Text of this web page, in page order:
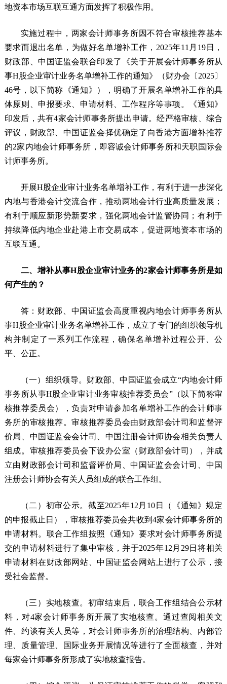
地资本市场互联互通方面发挥了积极作用。
实施过程中，两家会计师事务所因不符合审核推荐基本
要求而退出名单，为做好名单增补工作，2025年11月19日，
财政部、中国证监会联合印发了《关于开展会计师事务所从
事H股企业审计业务名单增补工作的通知》（财办会〔2025〕
46号，以下简称《通知》），明确了开展名单增补工作的具
体原则、申报要求、申请材料、工作程序等事项。《通知》
印发后，共有4家会计师事务所提出申请。经严格审核、综合
评议，财政部、中国证监会择优确定了向香港方面增补推荐
的2家内地会计师事务所，即容诚会计师事务所和天职国际会
计师事务所。
开展H股企业审计业务名单增补工作，有利于进一步深化
内地与香港会计交流合作，推动两地会计行业高质量发展；
有利于顺应新形势新要求，强化两地会计监管协同；有利于
持续降低内地企业赴港上市交易成本，促进两地资本市场的
互联互通。
二、增补从事H股企业审计业务的2家会计师事务所是如
何产生的？
答：财政部、中国证监会高度重视内地会计师事务所从
事H股企业审计业务名单增补工作，成立了专门的组织领导机
构并制定了一系列工作流程，确保名单增补过程公开、公
平、公正。
（一）组织领导。财政部、中国证监会成立“内地会计师
事务所从事H股企业审计业务审核推荐委员会”（以下简称审
核推荐委员会），负责对申请参加名单增补工作的会计师事
务所的审核推荐。审核推荐委员会由财政部会计司和监督评
价局、中国证监会会计司、中国注册会计师协会相关负责人
组成。审核推荐委员会下设办公室（财政部会计司），并成
立由财政部会计司和监督评价局、中国证监会会计司、中国
注册会计师协会有关人员组成的联合工作组。
（二）初审公示。截至2025年12月10日（《通知》规定
的申报截止日），审核推荐委员会共收到4家会计师事务所的
申请材料。联合工作组按照《通知》要求对会计师事务所提
交的申请材料进行了集中审核，并于2025年12月29日将相关
申请材料在财政部网站、中国证监会网站上进行了公示，接
受社会监督。
（三）实地核查。初审结束后，联合工作组结合公示材
料，对4家会计师事务所开展了实地核查。通过查阅相关文
件、约谈有关人员等，对会计师事务所的治理结构、内部管
理、质量管理、国际业务开展情况等进行了全面核查，并对
每家会计师事务所形成了实地核查报告。